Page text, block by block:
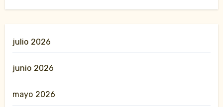
julio 2026
junio 2026
mayo 2026